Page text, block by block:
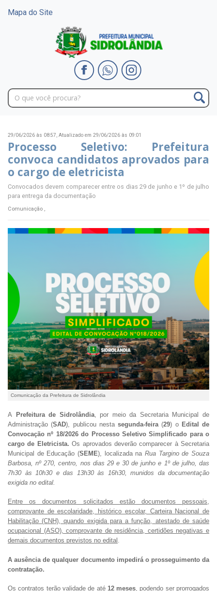
Mapa do Site
29/06/2026 às 08:57, Atualizado em 29/06/2026 às 09:01
Processo Seletivo: Prefeitura
convoca candidatos aprovados para
o cargo de eletricista
Convocados devem comparecer entre os dias 29 de junho e 1º de julho
para entrega da documentação
Comunicação ,
Comunicação da Prefeitura de Sidrolândia
A Prefeitura de Sidrolândia, por meio da Secretaria Municipal de
Administração (SAD), publicou nestasegunda-feira(29) o Edital de
Convocação nº 18/2026 do Processo Seletivo Simplificado para o
cargo de Eletricista. Os aprovados deverão comparecer à Secretaria
Municipal de Educação (SEME), localizada na Rua Targino de Souza
Barbosa, nº 270, centro, nos dias 29 e 30 de junho e 1º de julho, das
7h30 às 10h30 e das 13h30 às 16h30, munidos da documentação
exigida no edital.
Entre os documentos solicitados estão documentos pessoais,
comprovante de escolaridade, histórico escolar, Carteira Nacional de
Habilitação (CNH), quando exigida para a função, atestado de saúde
ocupacional (ASO), comprovante de residência, certidões negativas e
demais documentos previstos no edital .
A ausência de qualquer documento impedirá o prosseguimento da
contratação.
Os contratos terão validade de até 12 meses , podendo ser prorrogados